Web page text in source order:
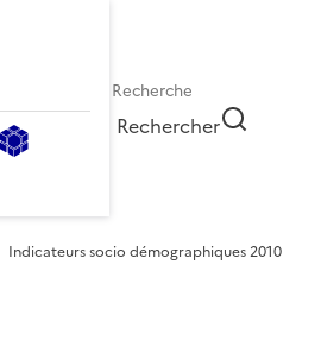
Rechercher
Indicateurs socio démographiques 2010